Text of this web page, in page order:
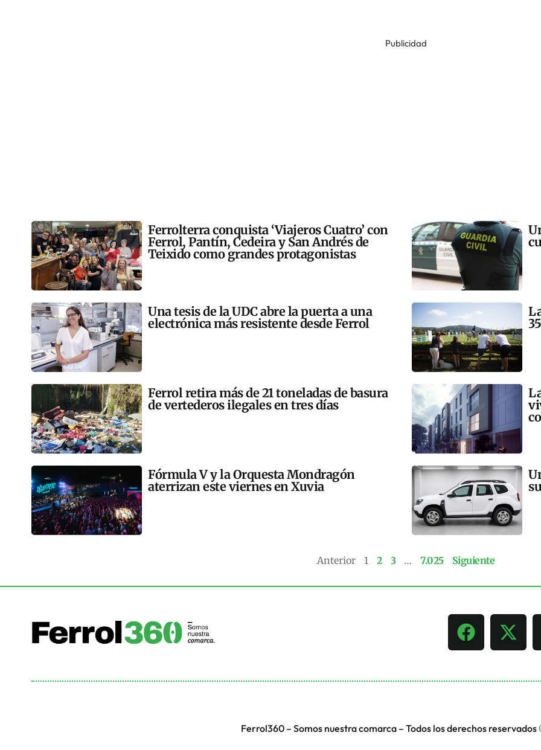
Publicidad
Ferrolterra conquista ‘Viajeros Cuatro’ con
Ferrol, Pantín, Cedeira y San Andrés de
Teixido como grandes protagonistas
Una tesis de la UDC abre la puerta a una
electrónica más resistente desde Ferrol
Ferrol retira más de 21 toneladas de basura
de vertederos ilegales en tres días
Fórmula V y la Orquesta Mondragón
aterrizan este viernes en Xuvia
Anterior 1 2 3 … 7.025 Siguiente
Ferrol360 – Somos nuestra comarca – Todos los derechos